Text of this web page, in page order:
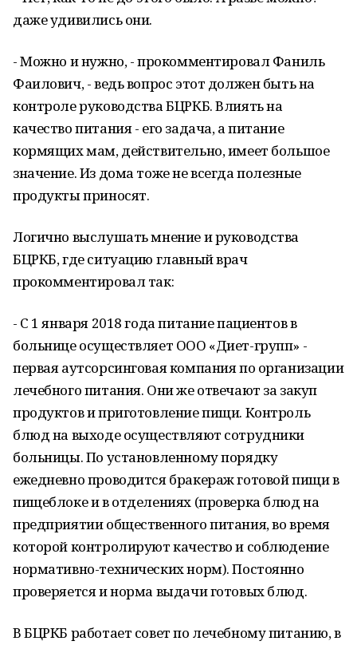
даже удивились они.
- Можно и нужно, - прокомментировал Фаниль
Фаилович, - ведь вопрос этот должен быть на
контроле руководства БЦРКБ. Влиять на
качество питания - его задача, а питание
кормящих мам, действительно, имеет большое
значение. Из дома тоже не всегда полезные
продукты приносят.
Логично выслушать мнение и руководства
БЦРКБ, где ситуацию главный врач
прокомментировал так:
- С 1 января 2018 года питание пациентов в
больнице осуществляет ООО «Диет-групп» -
первая аутсорсинговая компания по организации
лечебного питания. Они же отвечают за закуп
продуктов и приготовление пищи. Контроль
блюд на выходе осуществляют сотрудники
больницы. По установленному порядку
ежедневно проводится бракераж готовой пищи в
пищеблоке и в отделениях (проверка блюд на
предприятии общественного питания, во время
которой контролируют качество и соблюдение
нормативно-технических норм). Постоянно
проверяется и норма выдачи готовых блюд.
В БЦРКБ работает совет по лечебному питанию, в